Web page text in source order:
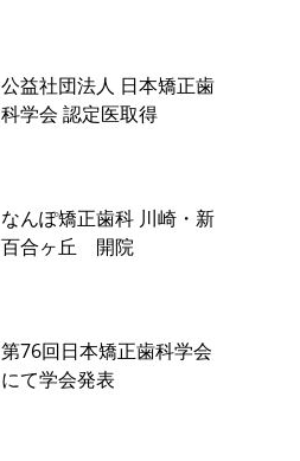
公益社団法人 日本矯正歯
科学会 認定医取得
なんぽ矯正歯科 川崎・新
百合ヶ丘 開院
第76回日本矯正歯科学会
にて学会発表